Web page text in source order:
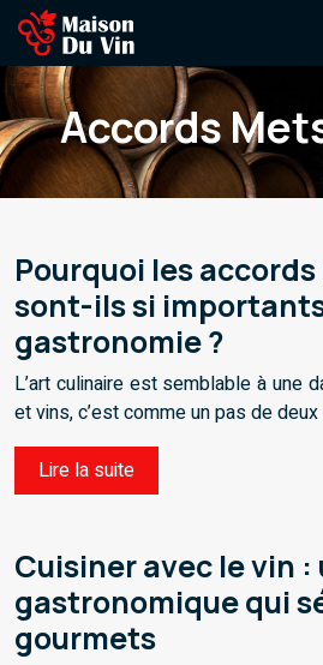
Accords
Pourquoi les
sont-ils si
gastronomie ?
L’art culinaire est semblable à une
et vins, c’est comme un pas de
Lire la suite
Cuisiner avec le vin
gastronomique qui
gourmets